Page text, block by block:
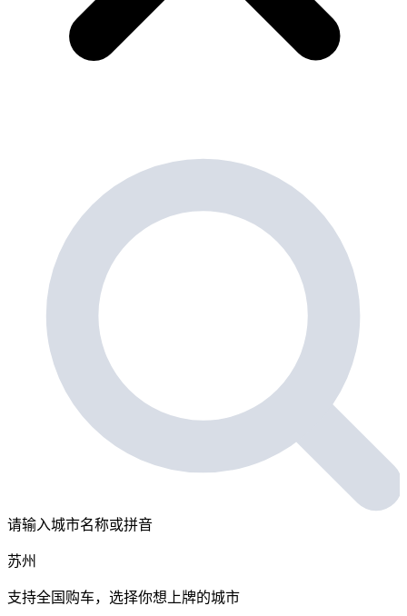
请输入城市名称或拼音
苏州
支持全国购车，选择你想上牌的城市